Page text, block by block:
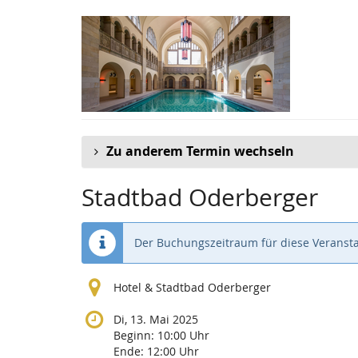
Zu anderem Termin wechseln
Stadtbad Oderberger
Der Buchungszeitraum für diese
Hotel & Stadtbad Oderberger
Di, 13. Mai 2025
Beginn: 10:00 Uhr
Ende: 12:00 Uhr